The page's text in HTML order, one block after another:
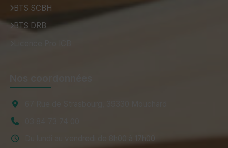
BTS SCBH
BTS DRB
Du lundi au vendredi de 8h00 à 17h00